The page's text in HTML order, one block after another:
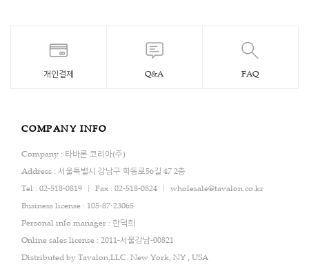
개인결제 Q&A FAQ
COMPANY INFO
Company : 타바론 코리아(주)
Address : 서울특별시 강남구 학동로56길 47 2층
Tel : 02-518-0819
Fax : 02-518-0824
wholesale@tavalon.co.kr
Business license : 105-87-23065
Personal info manager : 한덕희
Online sales license : 2011-서울강남-00821
Distributed by Tavalon,LLC. New York, NY , USA